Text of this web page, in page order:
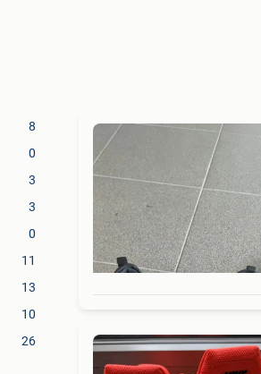
8
0
3
3
0
11
13
10
26